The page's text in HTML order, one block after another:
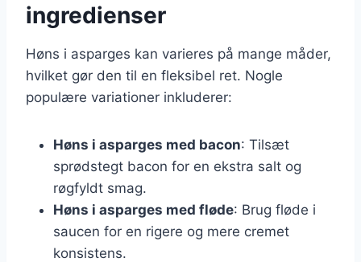
ingredienser
Høns i asparges kan varieres på mange måder,
hvilket gør den til en fleksibel ret. Nogle
populære variationer inkluderer:
Høns i asparges med bacon: Tilsæt
sprødstegt bacon for en ekstra salt og
røgfyldt smag.
Høns i asparges med fløde: Brug fløde i
saucen for en rigere og mere cremet
konsistens.